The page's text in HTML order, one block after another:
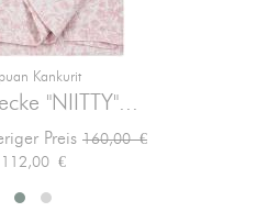
Kankurit
"NIITTY"...
Preis Verkaufspreis
160,00 €Preis
112,00 €